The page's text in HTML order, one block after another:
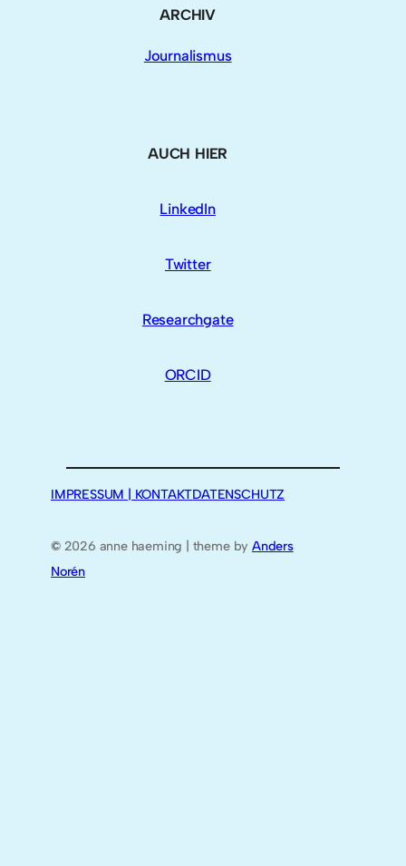
ARCHIV
Journalismus
AUCH HIER
LinkedIn
Twitter
Researchgate
ORCID
IMPRESSUM | KONTAKTDATENSCHUTZ
©2026 anne haeming | theme by Anders
Norén